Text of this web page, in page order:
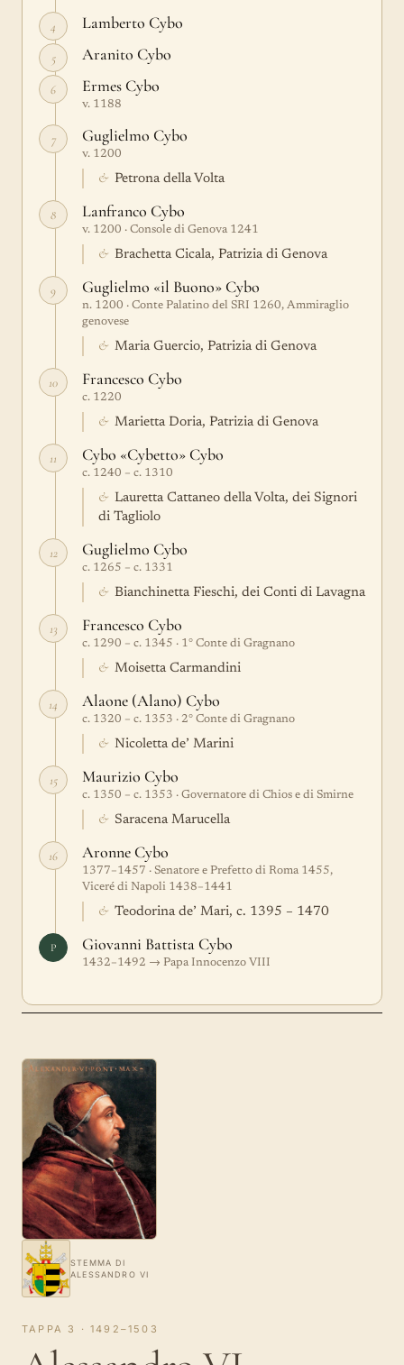
4 Lamberto Cybo
5 Aranito Cybo
6 Ermes Cybo
v. 1188
7 Guglielmo Cybo
v. 1200
& Petrona della Volta
8 Lanfranco Cybo
v. 1200 · Console di Genova 1241
& Brachetta Cicala, Patrizia di Genova
9 Guglielmo «il Buono» Cybo
n. 1200 · Conte Palatino del SRI 1260, Ammiraglio
genovese
& Maria Guercio, Patrizia di Genova
10 Francesco Cybo
c. 1220
& Marietta Doria, Patrizia di Genova
11 Cybo «Cybetto» Cybo
c. 1240 – c. 1310
& Lauretta Cattaneo della Volta, dei Signori
di Tagliolo
12 Guglielmo Cybo
c. 1265 – c. 1331
& Bianchinetta Fieschi, dei Conti di Lavagna
13 Francesco Cybo
c. 1290 – c. 1345 · 1° Conte di Gragnano
& Moisetta Carmandini
14 Alaone (Alano) Cybo
c. 1320 – c. 1353 · 2° Conte di Gragnano
& Nicoletta de’ Marini
15 Maurizio Cybo
c. 1350 – c. 1353 · Governatore di Chios e di Smirne
& Saracena Marucella
16 Aronne Cybo
1377–1457 · Senatore e Prefetto di Roma 1455,
Viceré di Napoli 1438–1441
& Teodorina de’ Mari, c. 1395 – 1470
P Giovanni Battista Cybo
1432–1492 → Papa Innocenzo VIII
STEMMA DI
ALESSANDRO VI
TAPPA 3 · 1492–1503